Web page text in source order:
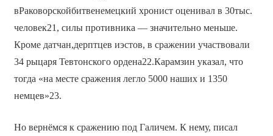
вРаковорскойбитвенемецкий хронист оценивал в 30тыс.
человек21, силы противника — значительно меньше.
Кроме датчан,дерптцев иэстов, в сражении участвовали
34 рыцаря Тевтонского ордена22.Карамзин указал, что
тогда «на месте сражения легло 5000 наших и 1350
немцев»23.
Но вернёмся к сражению под Галичем. К нему, писал